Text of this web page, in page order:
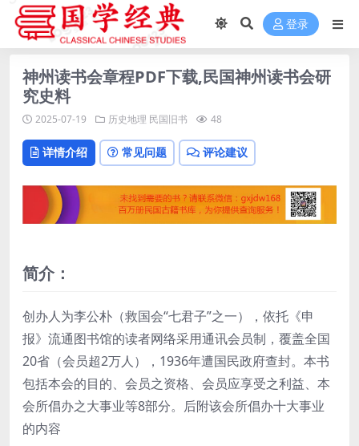
登录
神州读书会章程PDF下载,民国神州读书会研
究史料
2025-07-19 历史地理 民国旧书 48
详情介绍 常见问题 评论建议
简介：
创办人为李公朴（救国会“七君子”之一），依托《申
报》流通图书馆的读者网络采用通讯会员制，覆盖全国
20省（会员超2万人），1936年遭国民政府查封。本书
包括本会的目的、会员之资格、会员应享受之利益、本
会所倡办之大事业等8部分。后附该会所倡办十大事业
的内容